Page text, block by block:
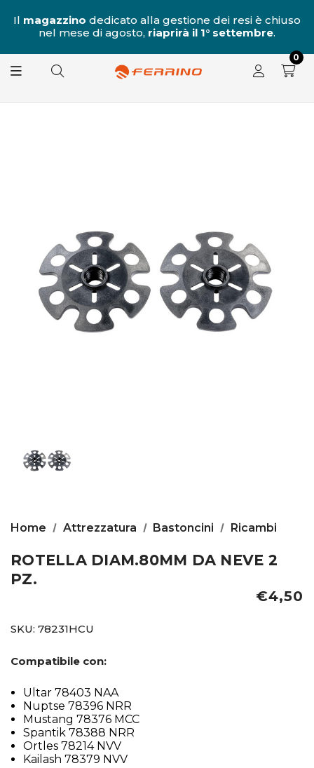
Il magazzino dedicato alla gestione dei resi è chiuso
nel mese di agosto, riaprirà il 1° settembre.
0
Home Attrezzatura Bastoncini Ricambi
ROTELLA DIAM.80MM DA NEVE 2
PZ.
€4,50
SKU: 78231HCU
Compatibile con:
Ultar 78403 NAA
Nuptse 78396 NRR
Mustang 78376 MCC
Spantik 78388 NRR
Ortles 78214 NVV
Kailash 78379 NVV